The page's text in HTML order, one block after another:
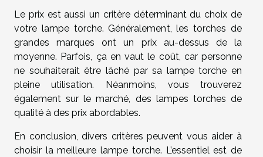
Le prix est aussi un critère déterminant du choix de
votre lampe torche. Généralement, les torches de
grandes marques ont un prix au-dessus de la
moyenne. Parfois, ça en vaut le coût, car personne
ne souhaiterait être lâché par sa lampe torche en
pleine utilisation. Néanmoins, vous trouverez
également sur le marché, des lampes torches de
qualité à des prix abordables.
En conclusion, divers critères peuvent vous aider à
choisir la meilleure lampe torche. L’essentiel est de